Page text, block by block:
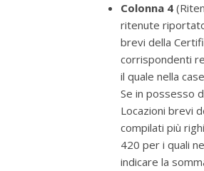
Colonna 4
ritenute
brevi della
corrispondenti
il quale nella
Se in possesso
Locazioni brevi
compilati più
420 per i quali
indicare la